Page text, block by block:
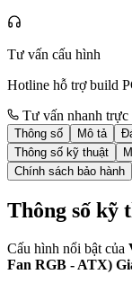
Tư vấn cấu hình
Hotline hỗ trợ build
Tư vấn nhanh trực
Thông số Mô tả
Thông số kỹ thuật
Chính sách bảo hành
Thông số kỹ
Cấu hình nổi bật của
Fan RGB - ATX)